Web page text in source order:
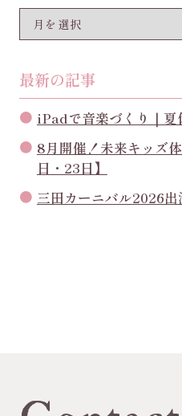
最新の記事
iPadで音楽づくり｜夏
8月開催！未来キッズ
日・23日】
三田カーニバル2026出